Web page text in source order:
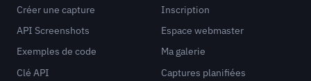
Créer une capture
API Screenshots
Exemples de code
Clé API
Inscription
Espace webmaster
Ma galerie
Captures planifiées